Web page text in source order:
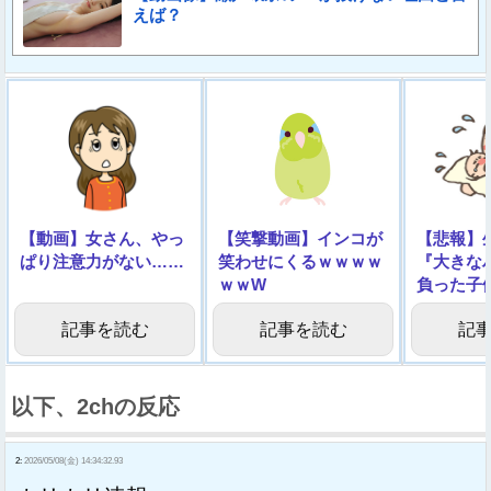
えば？
【動画】女さん、やっ
ぱり注意力がない……
記事を読む
【笑撃動画】インコが
笑わせにくるｗｗｗｗ
ｗｗW
記事を読む
【悲報
『大き
負った子
像】
記
以下、2chの反応
2: 2026/05/08(金) 14:34:32.93